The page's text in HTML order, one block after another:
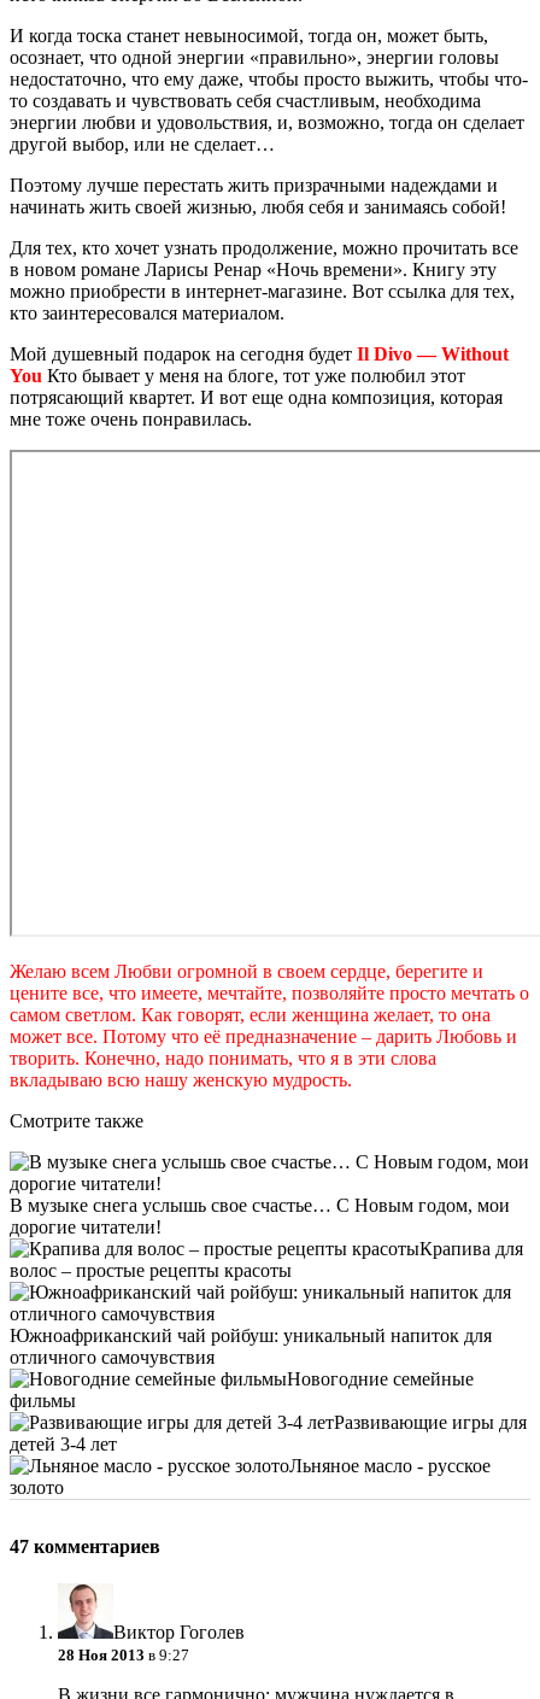
И когда тоска станет невыносимой, тогда он, может быть,
осознает, что одной энергии «правильно», энергии головы
недостаточно, что ему даже, чтобы просто выжить, чтобы что-
то создавать и чувствовать себя счастливым, необходима
энергии любви и удовольствия, и, возможно, тогда он сделает
другой выбор, или не сделает…
Поэтому лучше перестать жить призрачными надеждами и
начинать жить своей жизнью, любя себя и занимаясь собой!
Для тех, кто хочет узнать продолжение, можно прочитать все
в новом романе Ларисы Ренар «Ночь времени». Книгу эту
можно приобрести в интернет-магазине. Вот ссылка для тех,
кто заинтересовался материалом.
Мой душевный подарок на сегодня будет Il Divo — Without
You Кто бывает у меня на блоге, тот уже полюбил этот
потрясающий квартет. И вот еще одна композиция, которая
мне тоже очень понравилась.
Желаю всем Любви огромной в своем сердце, берегите и
цените все, что имеете, мечтайте, позволяйте просто мечтать о
самом светлом. Как говорят, если женщина желает, то она
может все. Потому что её предназначение – дарить Любовь и
творить. Конечно, надо понимать, что я в эти слова
вкладываю всю нашу женскую мудрость.
Смотрите также
В музыке снега услышь свое счастье… С Новым годом, мои
дорогие читатели!
Крапива для
волос – простые рецепты красоты
Южноафриканский чай ройбуш: уникальный напиток для
отличного самочувствия
Новогодние семейные
фильмы
Развивающие игры для
детей 3-4 лет
Льняное масло - русское
золото
47 комментариев
Виктор Гоголев
28 Ноя 2013 в 9:27
В жизни все гармонично: мужчина нуждается в